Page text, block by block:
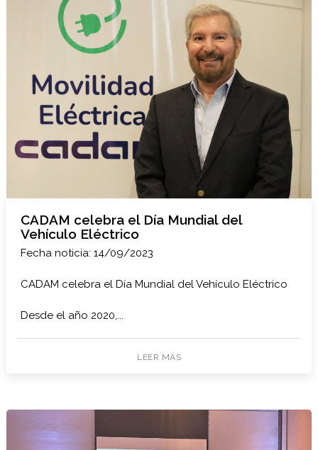
CADAM celebra el Día Mundial del
Vehículo Eléctrico
Fecha noticia: 14/09/2023
CADAM celebra el Día Mundial del Vehículo Eléctrico
Desde el año 2020,...
LEER MÁS